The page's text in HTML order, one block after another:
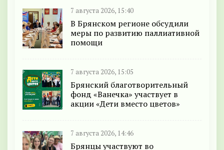
7 августа 2026, 15:40
В Брянском регионе обсудили
меры по развитию паллиативной
помощи
7 августа 2026, 15:05
Брянский благотворительный
фонд «Ванечка» участвует в
акции «Дети вместо цветов»
7 августа 2026, 14:46
Брянцы участвуют во